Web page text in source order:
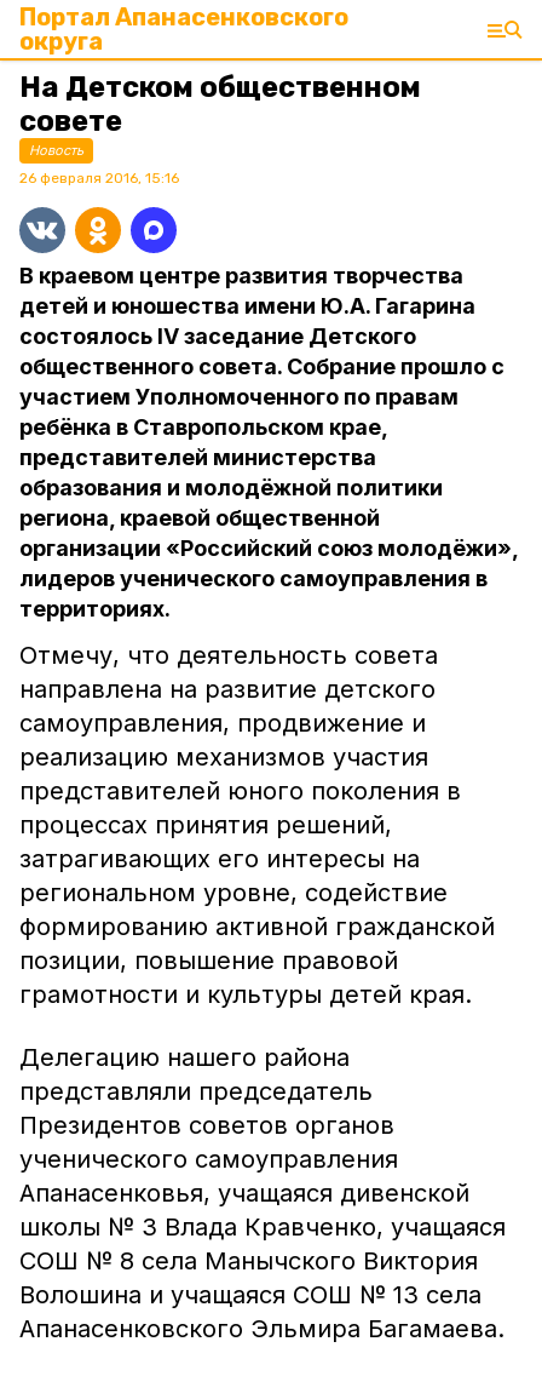
Портал Апанасенковского
округа
На Детском общественном
совете
Новость
26 февраля 2016, 15:16
В краевом центре развития творчества
детей и юношества имени Ю.А. Гагарина
состоялось IV заседание Детского
общественного совета. Собрание прошло с
участием Уполномоченного по правам
ребёнка в Ставропольском крае,
представителей министерства
образования и молодёжной политики
региона, краевой общественной
организации «Российский союз молодёжи»,
лидеров ученического самоуправления в
территориях.
Отмечу, что деятельность совета
направлена на развитие детского
самоуправления, продвижение и
реализацию механизмов участия
представителей юного поколения в
процессах принятия решений,
затрагивающих его интересы на
региональном уровне, содействие
формированию активной гражданской
позиции, повышение правовой
грамотности и культуры детей края.
Делегацию нашего района
представляли председатель
Президентов советов органов
ученического самоуправления
Апанасенковья, учащаяся дивенской
школы № 3 Влада Кравченко, учащаяся
СОШ № 8 села Манычского Виктория
Волошина и учащаяся СОШ № 13 села
Апанасенковского Эльмира Багамаева.